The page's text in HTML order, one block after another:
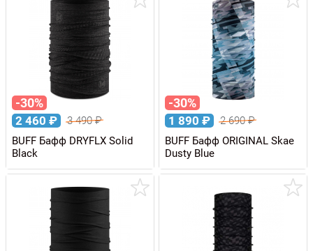
-30%
2 460 ₽ 3 490₽
BUFF Бафф DRYFLX Solid
Black
-30%
1 890 ₽ 2 690₽
BUFF Бафф ORIGINAL Skae
Dusty Blue